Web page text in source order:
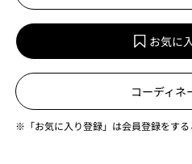
お気に
コーディネ
※「お気に入り登録」は会員登録をする